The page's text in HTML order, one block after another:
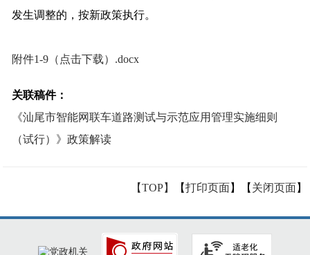
发生调整的，按新政策执行。
附件1-9（点击下载）.docx
关联稿件：
《汕尾市智能网联车道路测试与示范应用管理实施细则
（试行）》政策解读
【TOP】 【打印页面】【 关闭页面】